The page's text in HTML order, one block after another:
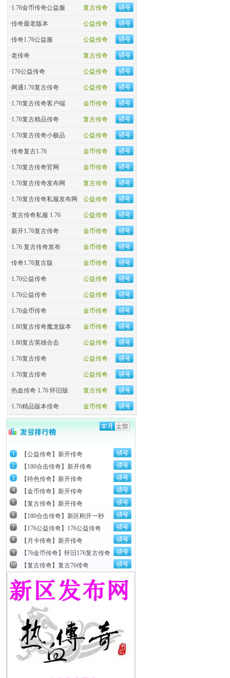
复古传奇
·​1.76金币传奇公益服
公益传奇
·​传奇最老版本
公益传奇
·传奇1.76公益服
复古传奇
·老传奇
公益传奇
·176公益传奇
公益传奇
· 网通1.76复古传奇
金币传奇
·1.76复古传奇客户端
复古传奇
·1.76复古精品传奇
公益传奇
·1.76复古传奇小极品
金币传奇
·传奇复古1.76
金币传奇
·1.70复古传奇官网
复古传奇
·1.76复古传奇发布网
公益传奇
·1.76复古传奇私服发布网
公益传奇
·复古传奇私服 1.76
金币传奇
·新开1.76复古传奇
金币传奇
·1.76 复古传奇发布
金币传奇
·传奇1.76复古版
公益传奇
·1.70公益传奇
公益传奇
·1.76公益传奇
金币传奇
·1.76金币传奇
金币传奇
·1.80复古传奇魔龙版本
公益传奇
·1.80复古英雄合击
公益传奇
·1.76复古传奇
公益传奇
·1.70复古传奇
复古传奇
·热血传奇 1.76 怀旧版
金币传奇
·1.76精品版本传奇
【公益传奇】新开传奇
【180合击传奇】新开传奇
【特色传奇】新开传奇
【金币传奇】新开传奇
【复古传奇】新开传奇
【180合击传奇】新区刚开一秒
【176公益传奇】176公益传奇
【月卡传奇】新开传奇
【76金币传奇】怀旧176复古传奇
【复古传奇】复古76传奇